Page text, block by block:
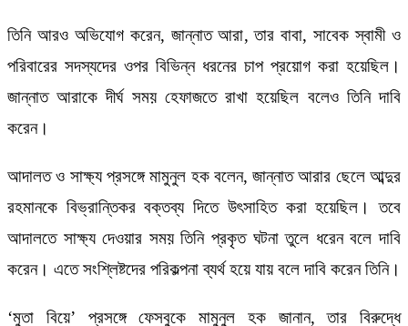
তিনি আরও অভিযোগ করেন, জান্নাত আরা, তার বাবা, সাবেক স্বামী ও
পরিবারের সদস্যদের ওপর বিভিন্ন ধরনের চাপ প্রয়োগ করা হয়েছিল।
জান্নাত আরাকে দীর্ঘ সময় হেফাজতে রাখা হয়েছিল বলেও তিনি দাবি
করেন।
আদালত ও সাক্ষ্য প্রসঙ্গে মামুনুল হক বলেন, জান্নাত আরার ছেলে আব্দুর
রহমানকে বিভ্রান্তিকর বক্তব্য দিতে উৎসাহিত করা হয়েছিল। তবে
আদালতে সাক্ষ্য দেওয়ার সময় তিনি প্রকৃত ঘটনা তুলে ধরেন বলে দাবি
করেন। এতে সংশ্লিষ্টদের পরিকল্পনা ব্যর্থ হয়ে যায় বলে দাবি করেন তিনি।
‘মুতা বিয়ে’ প্রসঙ্গে ফেসবুকে মামুনুল হক জানান, তার বিরুদ্ধে